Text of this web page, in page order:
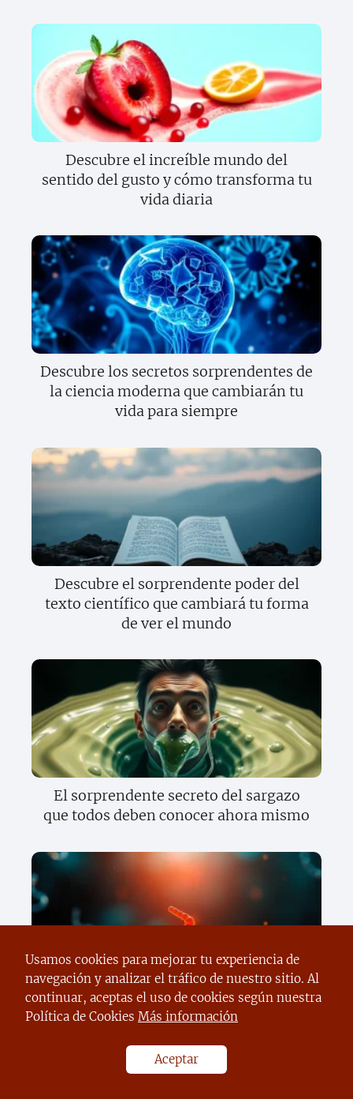
Descubre el increíble mundo del
sentido del gusto y cómo transforma tu
vida diaria
Descubre los secretos sorprendentes de
la ciencia moderna que cambiarán tu
vida para siempre
Descubre el sorprendente poder del
texto científico que cambiará tu forma
de ver el mundo
El sorprendente secreto del sargazo
que todos deben conocer ahora mismo
Descubre el sorprendente secreto de la
herencia que cambiará todo lo que
sabes sobre tus genes
Usamos cookies para mejorar tu experiencia de
navegación y analizar el tráfico de nuestro sitio. Al
continuar, aceptas el uso de cookies según nuestra
Política de Cookies Más información
Aceptar